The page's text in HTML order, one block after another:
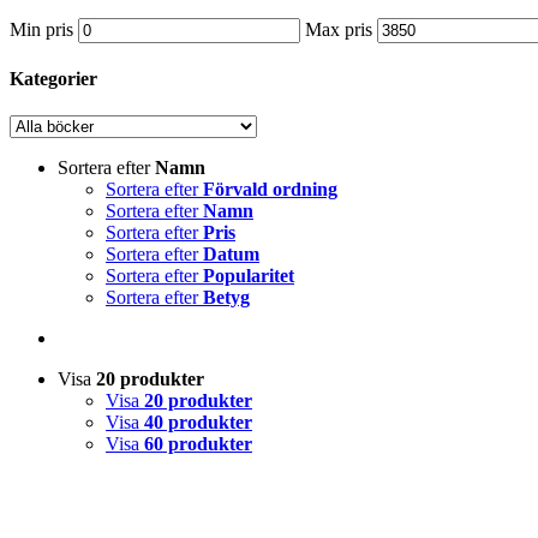
Min pris Max pris
Kategorier
Sortera efterNamn
Sortera efterFörvald ordning
Sortera efterNamn
Sortera efterPris
Sortera efterDatum
Sortera efterPopularitet
Sortera efterBetyg
Visa 20 produkter
Visa 20 produkter
Visa 40 produkter
Visa 60 produkter